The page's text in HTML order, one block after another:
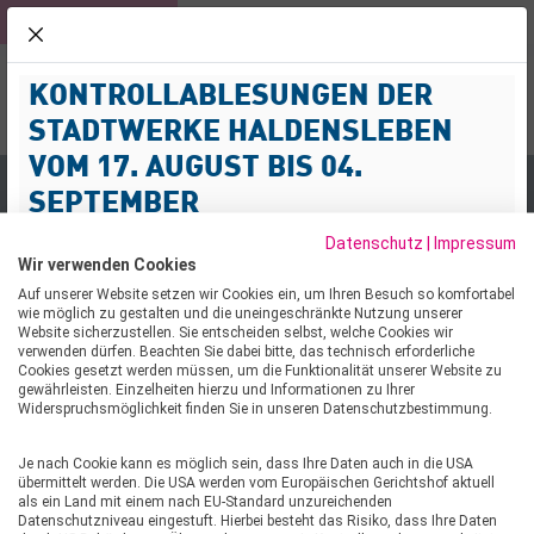
schliessen
KONTROLLABLESUNGEN DER
STADTWERKE HALDENSLEBEN
VOM 17. AUGUST BIS 04.
SEPTEMBER
wir informieren Sie darüber, dass im Zeitraum vom 17.
August bis 04. September 2026 Kontrollablesungen von
Strom-, Gas- und Wasserzählern im Netzgebiet
durchgeführt werden.
Mit der Durchführung der Kontrollablesungen wurde die
werden Wohn- und Geschäftshäuser im
Versorgungsgebiet der Stadtwerke Haldensleben
NOTFALL-SERVICE
03904 477-3
Suche
500 € FÜR HOCHBEET-PROJEKT DER KITA WIRBELWIND
500 € FÜR HOCHBEET-
PROJEKT DER KITA
WIRBELWIND
HALDENSLEBEN/SÜPLINGEN: Die Kita Wirbelwind in
Süplingen erhält Unterstützung für ein besonderes
Datenschutz | Impressum
Wir verwenden Cookies
Auf unserer Website setzen wir Cookies ein, um Ihren Besuch so komfortabel
wie möglich zu gestalten und die uneingeschränkte Nutzung unserer
Website sicherzustellen. Sie entscheiden selbst, welche Cookies wir
verwenden dürfen. Beachten Sie dabei bitte, das technisch erforderliche
Cookies gesetzt werden müssen, um die Funktionalität unserer Website zu
gewährleisten. Einzelheiten hierzu und Informationen zu Ihrer
Widerspruchsmöglichkeit finden Sie in unseren Datenschutzbestimmung.
Je nach Cookie kann es möglich sein, dass Ihre Daten auch in die USA
übermittelt werden. Die USA werden vom Europäischen Gerichtshof aktuell
als ein Land mit einem nach EU-Standard unzureichenden
Datenschutzniveau eingestuft. Hierbei besteht das Risiko, dass Ihre Daten